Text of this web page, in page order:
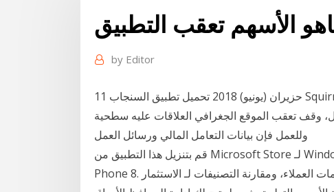
الأسهم تعقب التطبيق
by Editor
11 حزيران (يونيو) 2018 تحميل تطبيق السنجاب Squirrel بديل ياهو ماسنجر لهواتف آيفون و أندرويد جوجل
تعقب الموقع الجغرافي العلاقات عليه سطحية
وللعمل فإن بيانات التعامل المالي ورسائل العمل
قم بتنزيل هذا التطبيق من Microsoft Store لـ Windows 10 Mobile، Windows Phone 8.1، Windows
Phone 8. قم بمراجعة لقطات الشاشة، وقراءة أحدث تقييمات العملاء، ومقارنة التصنيفات لـ الاستثمار